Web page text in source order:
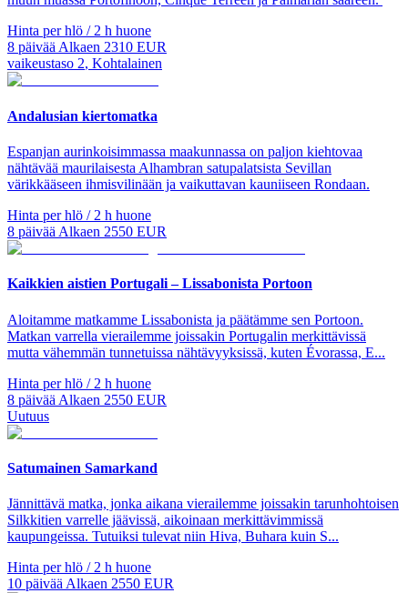
Hinta per hlö / 2 h huone
8 päivääAlkaen 2310 EUR
vaikeustaso 2, Kohtalainen
Andalusian kiertomatka
Espanjan aurinkoisimmassa maakunnassa on paljon kiehtovaa
nähtävää maurilaisesta Alhambran satupalatsista Sevillan
värikkääseen ihmisvilinään ja vaikuttavan kauniiseen Rondaan.
Hinta per hlö / 2 h huone
8 päivää Alkaen 2550 EUR
Kaikkien aistien Portugali – Lissabonista Portoon
Aloitamme matkamme Lissabonista ja päätämme sen Portoon.
Matkan varrella vierailemme joissakin Portugalin merkittävissä
mutta vähemmän tunnetuissa nähtävyyksissä, kuten Évorassa, E...
Hinta per hlö / 2 h huone
8 päivää Alkaen 2550 EUR
Uutuus
Satumainen Samarkand
Jännittävä matka, jonka aikana vierailemme joissakin tarunhohtoisen
Silkkitien varrelle jäävissä, aikoinaan merkittävimmissä
kaupungeissa. Tutuiksi tulevat niin Hiva, Buhara kuin S...
Hinta per hlö / 2 h huone
10 päivää Alkaen 2550 EUR